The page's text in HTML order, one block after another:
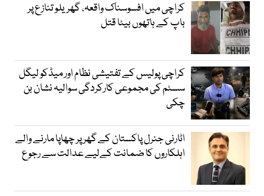
کراچی میں افسوسناک واقعہ، گھریلو تنازع پر
باپ کے ہاتھوں بیٹا قتل
کراچی پولیس کے تفتیشی نظام اور میڈکو لیگل
سسٹم کی مجموعی کارکردگی سوالیہ نشان بن
چکی
اٹارنی جنرل پاکستان کے گھر پر چھاپا مارنے والے
اہلکاروں کا ضمانت کےلیے عدالت سے رجوع